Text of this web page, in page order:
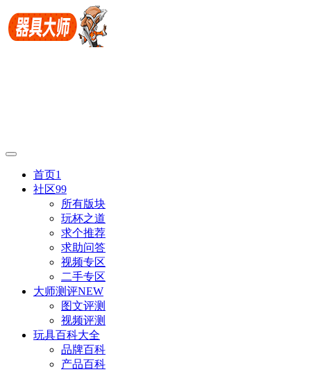
首页1
社区99
所有版块
玩杯之道
求个推荐
求助问答
视频专区
二手专区
大师测评NEW
图文评测
视频评测
玩具百科大全
品牌百科
产品百科